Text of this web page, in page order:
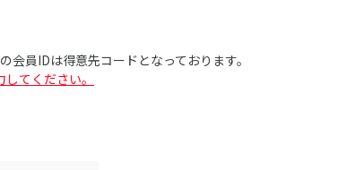
員IDは得意先コードとなっております。
てください。